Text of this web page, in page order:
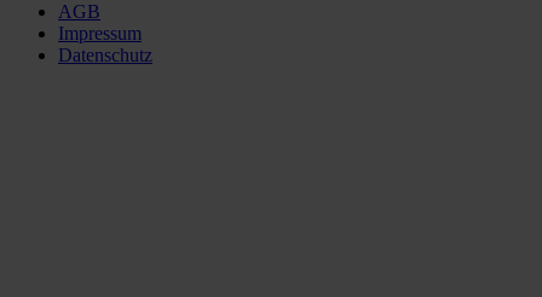
AGB
Impressum
Datenschutz